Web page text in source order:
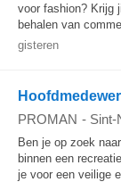
voor fashion? Krijg
behalen van
gisteren
PROMAN - Sint-
Ben je op zoek
binnen een
je voor een veilige